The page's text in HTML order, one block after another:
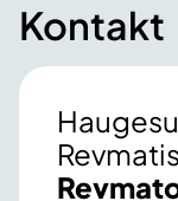
Kontakt